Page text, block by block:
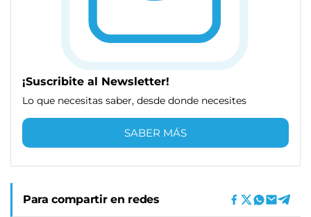
¡Suscribite al Newsletter!
Lo que necesitas saber, desde donde necesites
SABER MÁS
Para compartir en redes